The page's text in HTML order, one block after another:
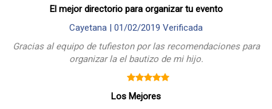
El mejor directorio para organizar tu evento
Cayetana | 01/02/2019 Verificada
Gracias al equipo de tufieston por las recomendaciones para
organizar la el bautizo de mi hijo.
Los Mejores